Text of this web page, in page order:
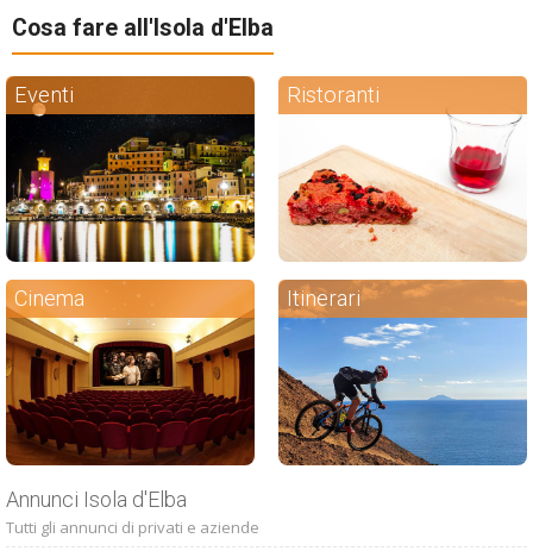
Cosa fare all'Isola d'Elba
Eventi Ristoranti
Cinema Itinerari
Annunci Isola d'Elba
Tutti gli annunci di privati e aziende